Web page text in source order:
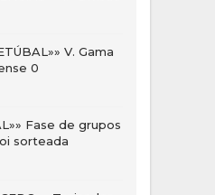
V. Gama
0
Fase de grupos
sorteada